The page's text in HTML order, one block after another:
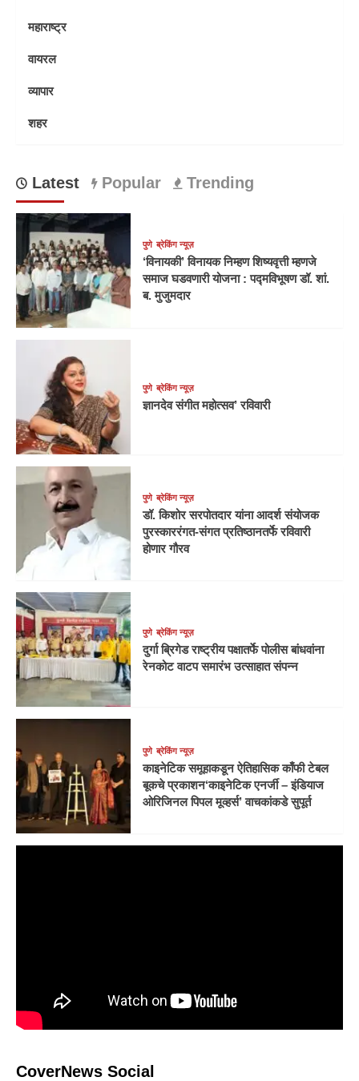
महाराष्ट्र
वायरल
व्यापार
शहर
Latest Popular Trending
पुणे ब्रेकिंग न्यूज़
‘विनायकी’ विनायक निम्हण शिष्यवृत्ती म्हणजे
समाज घडवणारी योजना : पद्मविभूषण डॉ. शां.
ब. मुजुमदार
पुणे ब्रेकिंग न्यूज़
ज्ञानदेव संगीत महोत्सव’ रविवारी
पुणे ब्रेकिंग न्यूज़
डॉ. किशोर सरपोतदार यांना आदर्श संयोजक
पुरस्काररंगत-संगत प्रतिष्ठानतर्फे रविवारी
होणार गौरव
पुणे ब्रेकिंग न्यूज़
दुर्गा ब्रिगेड राष्ट्रीय पक्षातर्फे पोलीस बांधवांना
रेनकोट वाटप समारंभ उत्साहात संपन्न
पुणे ब्रेकिंग न्यूज़
काइनेटिक समूहाकडून ऐतिहासिक काँफी टेबल
बूकचे प्रकाशन‘काइनेटिक एनर्जी – इंडियाज
ओरिजिनल पिपल मूव्हर्स’ वाचकांकडे सुपूर्त
CoverNews Social